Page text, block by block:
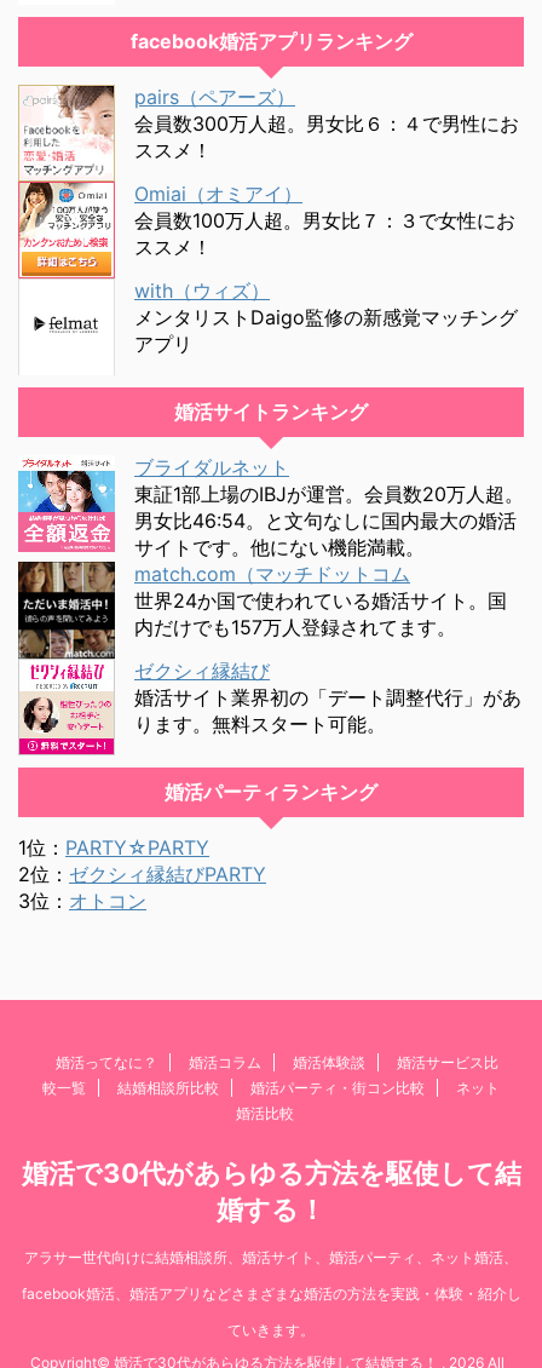
facebook婚活アプリランキング
pairs（ペアーズ）
会員数300万人超。男女比６：４で男性にお
ススメ！
Omiai（オミアイ）
会員数100万人超。男女比７：３で女性にお
ススメ！
with（ウィズ）
メンタリストDaigo監修の新感覚マッチング
アプリ
婚活サイトランキング
ブライダルネット
東証1部上場のIBJが運営。会員数20万人超。
男女比46:54。と文句なしに国内最大の婚活
サイトです。他にない機能満載。
match.com（マッチドットコム
世界24か国で使われている婚活サイト。国
内だけでも157万人登録されてます。
ゼクシィ縁結び
婚活サイト業界初の「デート調整代行」があ
ります。無料スタート可能。
婚活パーティランキング
1位： PARTY☆PARTY
2位： ゼクシィ縁結びPARTY
3位： オトコン
婚活ってなに？ 婚活コラム 婚活体験談
婚活サービス比
較一覧
結婚相談所比較 婚活パーティ・街コン比較
ネット
婚活比較
婚活で30代があらゆる方法を駆使して結
婚する！
アラサー世代向けに結婚相談所、婚活サイト、婚活パーティ、ネット婚活、
facebook婚活、婚活アプリなどさまざまな婚活の方法を実践・体験・紹介し
ていきます。
Copyright© 婚活で30代があらゆる方法を駆使して結婚する！ , 2026 All